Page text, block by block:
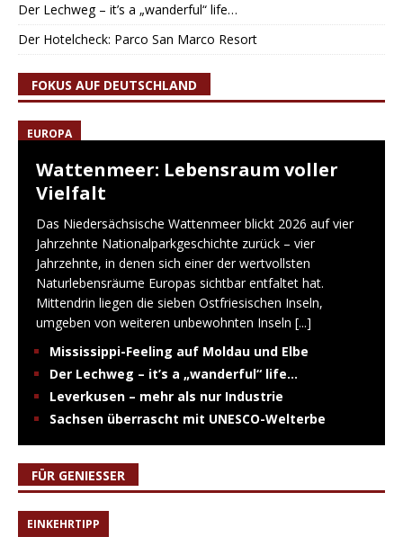
Der Lechweg – it’s a „wanderful“ life…
Der Hotelcheck: Parco San Marco Resort
FOKUS AUF DEUTSCHLAND
EUROPA
Wattenmeer: Lebensraum voller
Vielfalt
Das Niedersächsische Wattenmeer blickt 2026 auf vier
Jahrzehnte Nationalparkgeschichte zurück – vier
Jahrzehnte, in denen sich einer der wertvollsten
Naturlebensräume Europas sichtbar entfaltet hat.
Mittendrin liegen die sieben Ostfriesischen Inseln,
umgeben von weiteren unbewohnten Inseln [...]
Mississippi-Feeling auf Moldau und Elbe
Der Lechweg – it’s a „wanderful“ life…
Leverkusen – mehr als nur Industrie
Sachsen überrascht mit UNESCO-Welterbe
FÜR GENIESSER
EINKEHRTIPP